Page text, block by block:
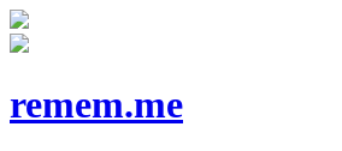
remem.me